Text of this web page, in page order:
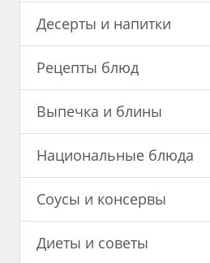
Десерты и напитки
Рецепты блюд
Выпечка и блины
Национальные блюда
Соусы и консервы
Диеты и советы